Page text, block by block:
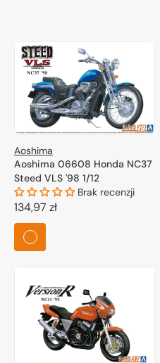
Aoshima
Aoshima 06608 Honda NC37
Steed VLS '98 1/12
Brak recenzji
Cena
regularna
134,97 zł